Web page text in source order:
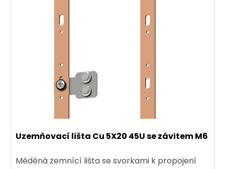
Uzemňovací lišta Cu 5X20 45U se závitem M6
Měděná zemnící lišta se svorkami k propojení